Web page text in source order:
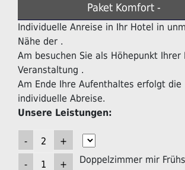
Paket Komfort -
Individuelle Anreise in Ihr Hotel in
Nähe der .
Am besuchen Sie als Höhepunkt Ihrer
Veranstaltung .
Am Ende Ihre Aufenthaltes erfolgt die
individuelle Abreise.
Unsere Leistungen:
Doppelzimmer mir